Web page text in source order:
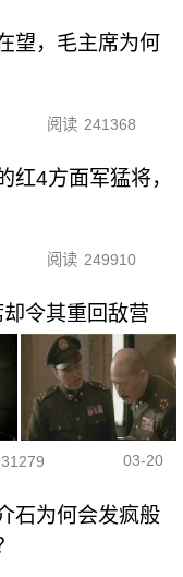
望，毛主席为何
阅读 241368
红4方面军猛将，
阅读 249910
令其重回敌营
03-20
石为何会发疯般